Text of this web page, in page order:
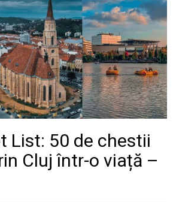
List: 50 de chestii
Cluj într-o viață –